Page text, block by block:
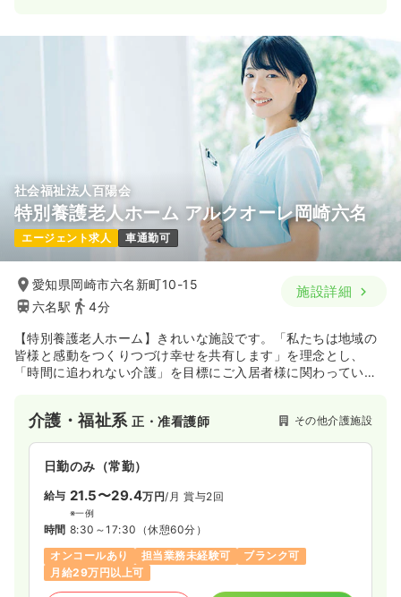
詳細を見る
日勤のみ（パート） 一時募集休止
給与 時給1,300円〜
時間 8:30～12:30
気になる
社会福祉法人百陽会
特別養護老人ホーム アルクオーレ岡崎六名
エージェント求人 車通勤可
愛知県岡崎市六名新町10-15
六名駅
4分
施設詳細
【特別養護老人ホーム】きれいな施設です。「私たちは地域の
皆様と感動をつくりつづけ幸せを共有します」を理念とし、
「時間に追われない介護」を目標にご入居者様に関わっていま
介護・福祉系正・准看護師 その他介護施設
日勤のみ（常勤）
給与 21.5〜29.4万円/月 賞与2回
※一例
時間 8:30～17:30 （休憩60分）
オンコールあり
担当業務未経験可
ブランク可
月給29万円以上可